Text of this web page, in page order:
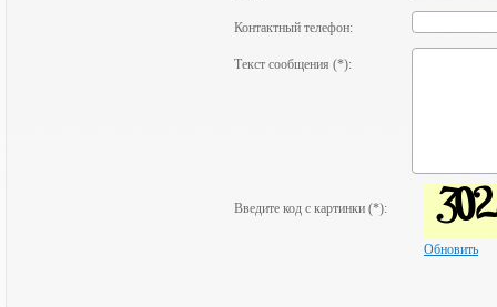
Контактный телефон:
Текст сообщения (*):
Введите код с картинки (*):
Обновить